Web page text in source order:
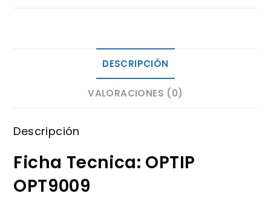
DESCRIPCIÓN
VALORACIONES (0)
Descripción
Ficha Tecnica: OPTIP
OPT9009